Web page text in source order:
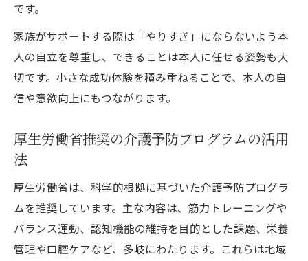
です。
家族がサポートする際は「やりすぎ」にならないよう本
人の自立を尊重し、できることは本人に任せる姿勢も大
切です。小さな成功体験を積み重ねることで、本人の自
信や意欲向上にもつながります。
厚生労働省推奨の介護予防プログラムの活用
法
厚生労働省は、科学的根拠に基づいた介護予防プログラ
ムを推奨しています。主な内容は、筋力トレーニングや
バランス運動、認知機能の維持を目的とした課題、栄養
管理や口腔ケアなど、多岐にわたります。これらは地域